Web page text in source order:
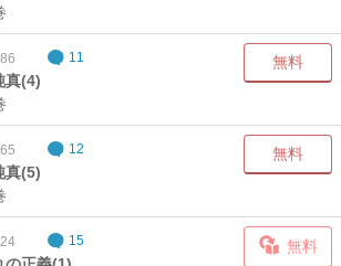
11
真(4)
無料
12
真(5)
無料
15 無料